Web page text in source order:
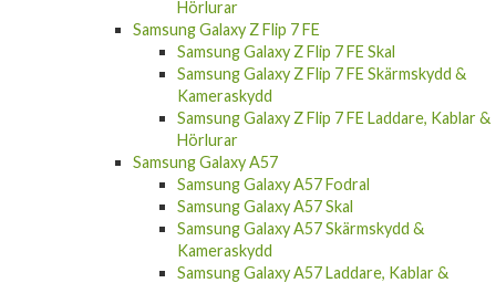
Hörlurar
Samsung Galaxy Z Flip 7 FE
Samsung Galaxy Z Flip 7 FE Skal
Samsung Galaxy Z Flip 7 FE Skärmskydd &
Kameraskydd
Samsung Galaxy Z Flip 7 FE Laddare, Kablar &
Hörlurar
Samsung Galaxy A57
Samsung Galaxy A57 Fodral
Samsung Galaxy A57 Skal
Samsung Galaxy A57 Skärmskydd &
Kameraskydd
Samsung Galaxy A57 Laddare, Kablar &